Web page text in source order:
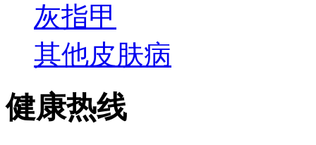
灰指甲
其他皮肤病
健康热线